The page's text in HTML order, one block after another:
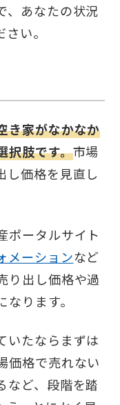
、あなたの状況
い。
き家がなかなか
択肢です。市場
し価格を見直し
ポータルサイト
メーションなど
り出し価格や過
ります。
いたならまずは
価格で売れない
など、段階を踏